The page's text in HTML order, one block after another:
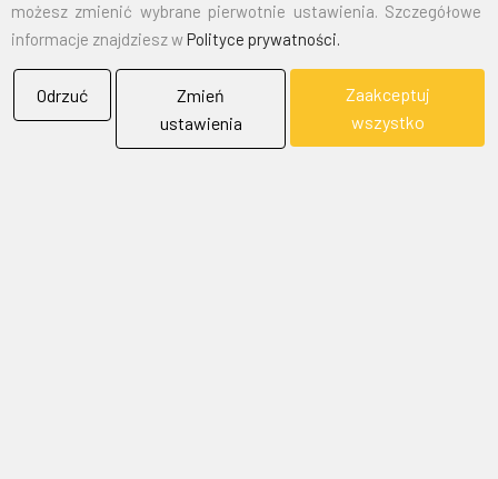
możesz zmienić wybrane pierwotnie ustawienia. Szczegółowe
informacje znajdziesz wPolityce prywatności.
Odrzuć
Zmień
ustawienia
Zaakceptuj
wszystko